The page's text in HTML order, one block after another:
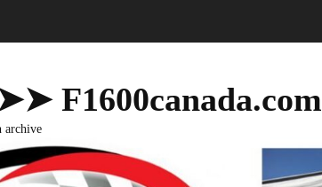
F1600canada.com
archive